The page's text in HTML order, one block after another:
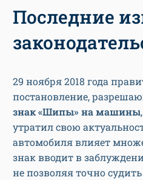
Последние
29 ноября 2018 года
постановление,
знак«Шипы»на машины
утратил свою
автомобиля влияет
знак вводит в
не позволяя точно